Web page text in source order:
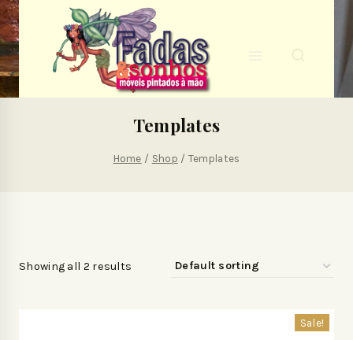
Templates
Home / Shop / Templates
Showing all 2 results
Sale!